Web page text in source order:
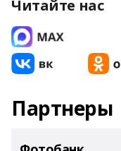
Читайте нас
Партнеры